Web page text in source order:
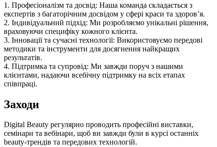
1. Професіоналізм та досвід: Наша команда складається з
експертів з багаторічним досвідом у сфері краси та здоров’я.
2. Індивідуальний підхід: Ми розробляємо унікальні рішення,
враховуючи специфіку кожного клієнта.
3. Інновації та сучасні технології: Використовуємо передові
методики та інструменти для досягнення найкращих
результатів.
4. Підтримка та супровід: Ми завжди поруч з нашими
клієнтами, надаючи всебічну підтримку на всіх етапах
співпраці.
Заходи
Digital Beauty регулярно проводить професійні виставки,
семінари та вебінари, щоб ви завжди були в курсі останніх
beauty-трендів та передових технологій.